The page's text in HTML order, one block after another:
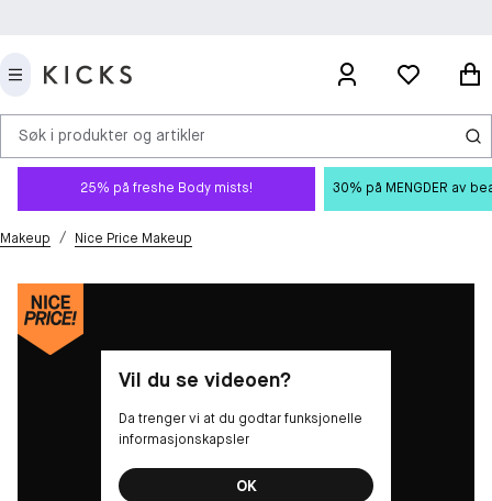
Søk i produkter og artikler
25% på freshe Body mists! 30% på MENGDER av
Makeup / Nice Price Makeup
Vil du se videoen?
Da trenger vi at du godtar funksjonelle
informasjonskapsler
OK